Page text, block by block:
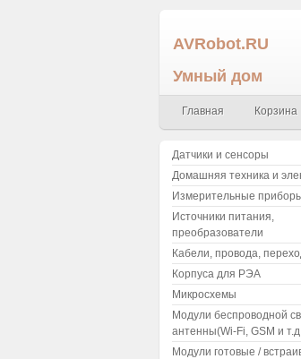
AVRobot.RU
Умный дом
Главная Корзина
Датчики и сенсоры
Домашняя техника и
Измерительные
Источники питания,
преобразователи
Кабели, провода,
Корпуса для РЭА
Микросхемы
Модули беспроводной
антенны(Wi-Fi, GSM и
Модули готовые /